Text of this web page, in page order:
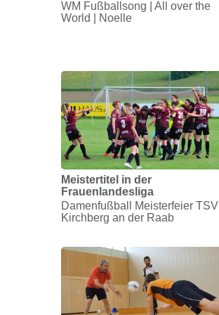
WM Fußballsong | All over the
World | Noelle
Meistertitel in der
Frauenlandesliga
Damenfußball Meisterfeier TSV
Kirchberg an der Raab